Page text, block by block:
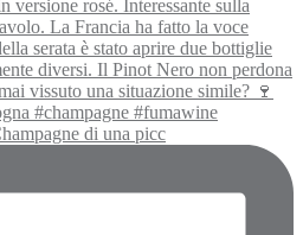
di una picc